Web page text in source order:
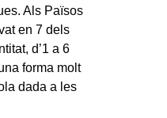
Als Països
en 7 dels
d’1 a 6
forma molt
dada a les